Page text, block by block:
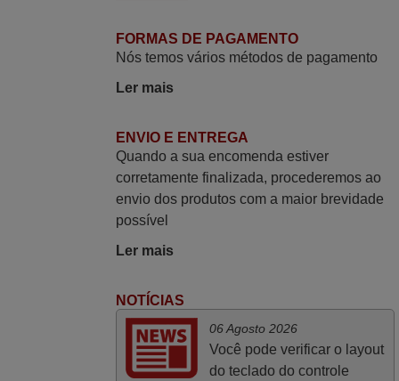
protegido. Fez logo a emparelhamento
Funciona na perfeição. Recomendo
PORTUGAL
A funcionar de imediato. 100%. Obrigado
Junho 2025
Já recebi o comando bem embalado mas
FORMAS DE PAGAMENTO
Nós temos vários métodos de pagamento
Ler mais
ENVIO E ENTREGA
Quando a sua encomenda estiver
corretamente finalizada, procederemos ao
envio dos produtos com a maior brevidade
possível
Ler mais
NOTÍCIAS
06 Agosto 2026
Você pode verificar o layout
do teclado do controle